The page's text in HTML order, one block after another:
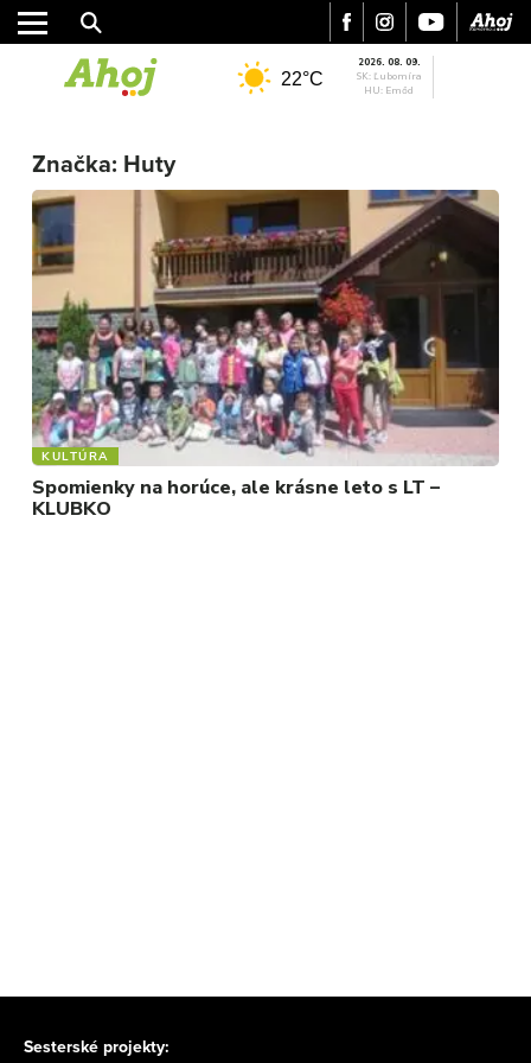
ŠPORT
KULTÚRA
FOTKY
VIDEO
MIX
22°C
2026. 08. 09.
SK: Ľubomíra
HU: Emőd
Značka: Huty
KULTÚRA
Spomienky na horúce, ale krásne leto s LT –
KLUBKO
Sesterské projekty: